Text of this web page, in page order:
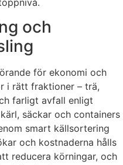
och
för ekonomi och
i rätt fraktioner – trä,
farligt avfall enligt
säckar och containers
smart källsortering
och kostnaderna hålls
reducera körningar, och